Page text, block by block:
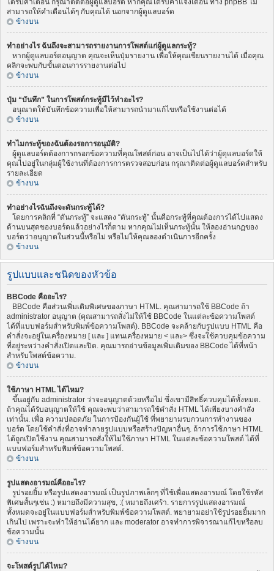
ได้รับคำเตือน กรุณาติดต่อผู้ดูแลบอร์ด หากคุณได้รับคำแจ้งเตือน ทาง phpBB ไม่
สามารถให้คำเตือนได้ๆ กับคุณได้ นอกจากผู้ดูแลบอร์ด
ข้างบน
ทำอย่างไร ฉันถึงจะสามารถรายงานการโพสต์แก่ผู้ดูแลกระทู้?
หากผู้ดูแลบอร์ดอนุญาต คุณจะเห็นปุ่มรายงาน เพื่อให้คุณเขียนรายงานได้ เมื่อคุณ
คลิกจะพบกับขั้นตอนการรายงานต่อไป
ข้างบน
ปุ่ม “บันทึก” ในการโพสต์กระทู้มีไว้ทำอะไร?
อนุณาตให้บันทึกข้อความเพื่อให้สามารถนำมาแก้ไขหรือใช้งานต่อได้
ข้างบน
ทำไมกระทู้ของฉันต้องรอการอนุมัติ?
ผู้ดูแลบอร์ดต้องการกรอกข้อความที่คุณโพสต์ก่อน อาจเป็นไปได้ว่าผู้ดุแลบอร์ดให้
คุณไปอยู่ในกลุ่มผู้ใช้งานที่ต้องการการตรวจสอบก่อน กรุณาติดต่อผู้ดูแลบอร์ดสำหรับ
รายละเอียด
ข้างบน
ทำอย่างไรฉันถึงจะดันกระทู้ได้?
โดยการคลิกที่ “ดันกระทู้” จะแสดง “ดันกระทู้” นั้นคือกระทู้ที่คุณต้องการได้ไปแสดง
ด้านบนสุดของบอร์ดแล้วอย่างไรก็ตาม หากคุณไม่เห็นกระทู้นั้น ให้ลองอ่านกฏของ
บอร์ดว่าอนุญาตในส่วนนี้หรือไม่ หรือไม่ให้คุณลองดำเนินการอีกครั้ง
ข้างบน
รูปแบบและชนิดของหัวข้อ
BBCode คืออะไร?
BBCode คือส่วนเพิ่มเติมพิเศษของภาษา HTML. คุณสามารถใช้ BBCode ถ้า
administrator อนุญาต (คุณสามารถสั่งไม่ให้ใช้ BBCode ในแต่ละข้อความโพสต์
ได้ที่แบบฟอร์มสำหรับพิมพ์ข้อความโพสต์). BBCode จะคล้ายกับรูปแบบ HTML คือ
คำสั่งจะอยู่ในเครื่องหมาย [ และ ] แทนเครื่องหมาย < และ> ซึ่งจะใช้ควบคุมข้อความ
ที่อยู่ระหว่างคำสั่งเปิดและปิด. คุณมารถอ่านข้อมูลเพิ่มเติมของ BBCode ได้ที่หน้า
สำหรับโพสต์ข้อความ.
ข้างบน
ใช้ภาษา HTML ได้ไหม?
ขึ้นอยู่กับ administrator ว่าจะอนุญาตด้วยหรือไม่ ซึ่งเขามีสิทธิ์ควบคุมได้ทั้งหมด.
ถ้าคุณได้รับอนุญาตให้ใช้ คุณจะพบว่าสามารถใช้คำสั่ง HTML ได้เพียงบางคำสั่ง
เท่านั้น. เพื่อ ความปลอดภัย ในการป้องกันผู้ใช้ ที่พยายามรบกวนการทำงานของ
บอร์ด โดยใช้คำสั่งที่อาจทำลายรูปแบบหรือสร้างปัญหาอื่นๆ. ถ้าการใช้ภาษา HTML
ได้ถูกเปิดใช้งาน คุณสามารถสั่งให้ไม่ใช้ภาษา HTML ในแต่ละข้อความโพสต์ ได้ที่
แบบฟอร์มสำหรับพิมพ์ข้อความโพสต์.
ข้างบน
รูปแสดงอารมณ์คืออะไร?
รูปรอยยิ้ม หรือรูปแสดงอารมณ์ เป็นรูปภาพเล็กๆ ที่ใช้เพื่อแสดงอารมณ์ โดยใช้รหัส
พิเศษสั้นๆเช่น :) หมายถึงมีความสุข, :( หมายถึงเศร้า. รายการรูปแสดงอารมณ์
ทั้งหมดจะอยู่ในแบบฟอร์มสำหรับพิมพ์ข้อความโพสต์. พยายามอย่าใช้รูปรอยยิ้มมาก
เกินไป เพราะจะทำให้อ่านได้ยาก และ moderator อาจทำการพิจารณาแก้ไขหรือลบ
ข้อความนั้น
ข้างบน
จะโพสต์รูปได้ไหม?